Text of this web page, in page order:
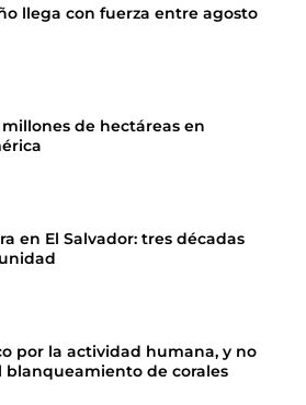
llega con fuerza entre agosto
de hectáreas en
en El Salvador: tres décadas
por la actividad humana, y no
blanqueamiento de corales